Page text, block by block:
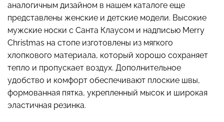
аналогичным дизайном в нашем каталоге еще
представлены женские и детские модели. Высокие
мужские носки с Санта Клаусом и надписью Merry
Christmas на стопе изготовлены из мягкого
хлопкового материала, который хорошо сохраняет
тепло и пропускает воздух. Дополнительное
удобство и комфорт обеспечивают плоские швы,
формованная пятка, укрепленный мысок и широкая
эластичная резинка.
Бесшовные стринги
STRING BRIEFS (черный)
Giulia
179 грн. 299 грн.
Топ на бретелях в рубчик
CAMI TOP RIB black
(черный) Giulia
299 грн.499 грн.